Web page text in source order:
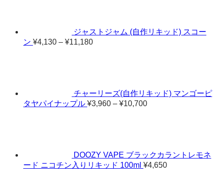
ジャストジャム (自作リキッド) スコー
ン ¥4,130 – ¥11,180価
¥11,180
チャーリーズ(自作リキッド) マンゴーピ
タヤパイナップル ¥3,960 – ¥10,700価
¥10,700
DOOZY VAPE ブラックカラントレモネ
ード ニコチン入りリキッド 100ml ¥4,650